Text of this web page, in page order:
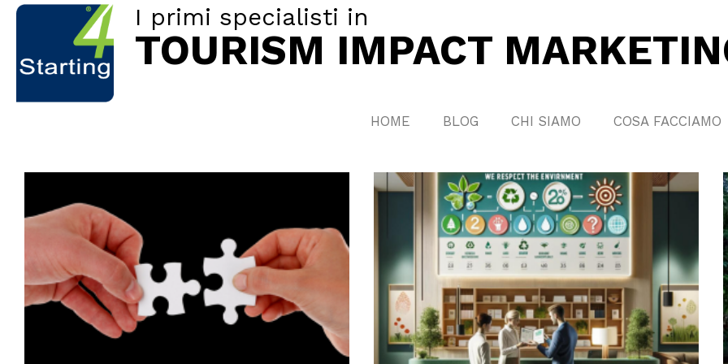
I primi specialisti in
TOURISM IMPACT
HOME BLOG CHI SIAMO COSA FACCIAMO